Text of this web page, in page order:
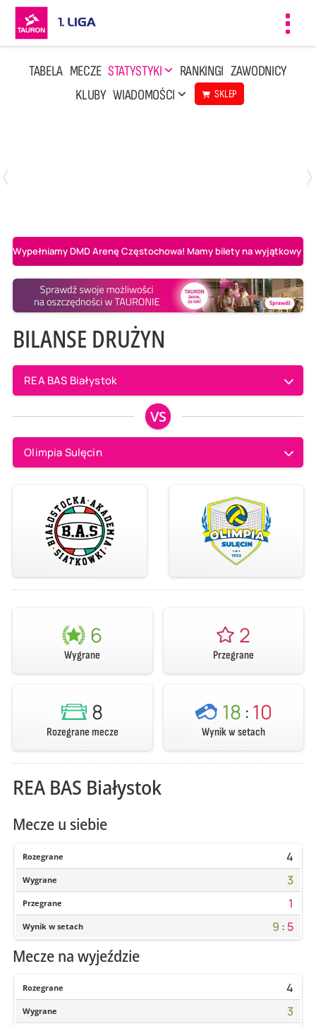
TABELA MECZE STATYSTYKI RANKINGI ZAWODNICY
KLUBY WIADOMOŚCI SKLEP
Wypełniamy DMD Arenę Częstochowa! Mamy bilety na wyjątkowy
BILANSE DRUŻYN
REA BAS Białystok
VS
Olimpia Sulęcin
6
Wygrane
2
Przegrane
8
Rozegrane mecze
18 :10
Wynik w setach
REA BAS Białystok
Mecze u siebie
Rozegrane 4
Wygrane 3
Przegrane 1
Wynik w setach 9 : 5
Mecze na wyjeździe
Rozegrane 4
Wygrane 3